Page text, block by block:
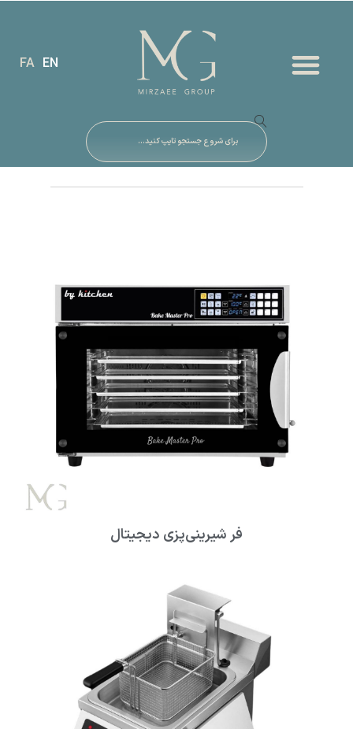
EN
FA
فر شیرینی‌پزی دیجیتال